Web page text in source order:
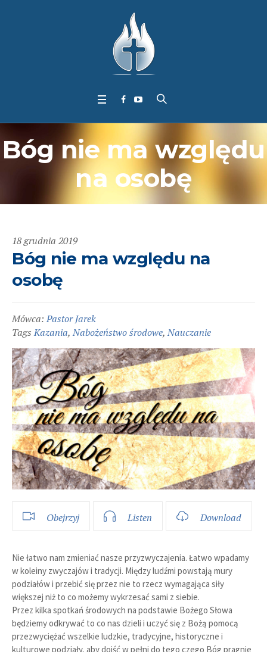
Bóg nie ma względu
na osobę
18 grudnia 2019
Bóg nie ma względu na
osobę
Mówca:Pastor Jarek
TagsKazania,Nabożeństwo środowe,Nauczanie
Obejrzyj Listen Download
Nie łatwo nam zmieniać nasze przyzwyczajenia. Łatwo wpadamy
w koleiny zwyczajów i tradycji. Między ludźmi powstają mury
podziałów i przebić się przez nie to rzecz wymagająca siły
większej niż to co możemy wykrzesać sami z siebie.
Przez kilka spotkań środowych na podstawie Bożego Słowa
będziemy odkrywać to co nas dzieli i uczyć się z Bożą pomocą
przezwyciężać wszelkie ludzkie, tradycyjne, historyczne i
kulturowe podziały, aby dojść w pełni do tego czego Bóg pragnie